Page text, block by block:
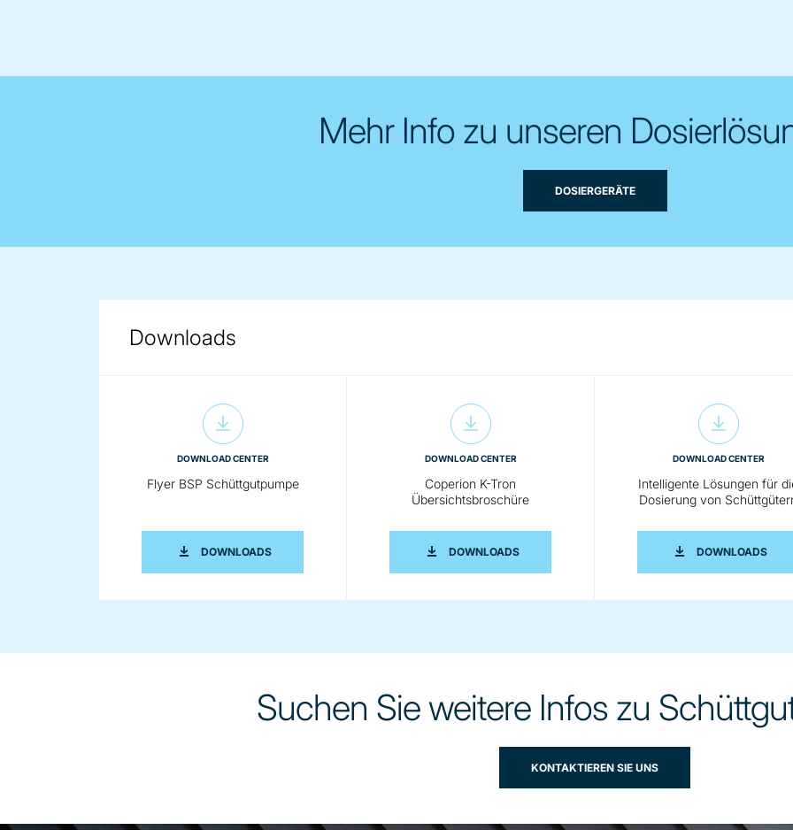
Mehr Info zu unseren
DOSIERGERÄTE
Downloads
DOWNLOAD CENTER
Flyer BSP Schüttgutpumpe
DOWNLOADSFLYER BSP SCHÜTTGUTPUMPE
DOWNLOAD CENTER
Coperion K-Tron
Übersichtsbroschüre
DOWNLOADSCOPERION K-TRON ÜBERSICHTSBROSCHÜRE
DOWNLOAD CENTER
Intelligente Lösungen für
Dosierung von
DOWNLOADS
Suchen Sie weitere Infos zu
KONTAKTIEREN SIE UNS